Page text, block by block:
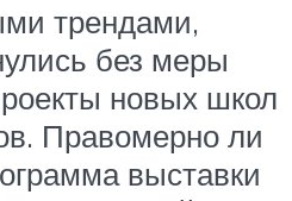
трендами,
без меры
новых школ
Правомерно ли
выставки